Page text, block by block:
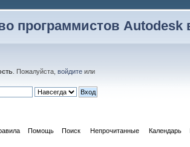
программистов Autodesk
. Пожалуйста, войдите или
Помощь Поиск Непрочитанные Календарь